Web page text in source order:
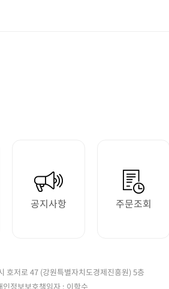
공지사항 주문조회
호저로 47 (강원특별자치도경제진흥원) 5층
인정보보호책임자 : 이학수